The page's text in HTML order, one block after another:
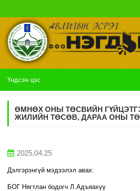
Үндсэн цэс
ӨМНӨХ ОНЫ ТӨСВИЙН
ЖИЛИЙН ТӨСӨВ, ДАРАА ОНЫ
2025.04.25
Дэлгэрэнгүй мэдээлэл авах:
БОГ Нягтлан бодогч Л.Адъяахүү